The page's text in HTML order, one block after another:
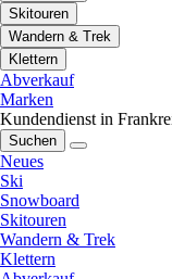
Skitouren
Wandern & Trek
Klettern
Abverkauf
Marken
Kundendienst in
Suchen
Neues
Ski
Snowboard
Skitouren
Wandern & Trek
Klettern